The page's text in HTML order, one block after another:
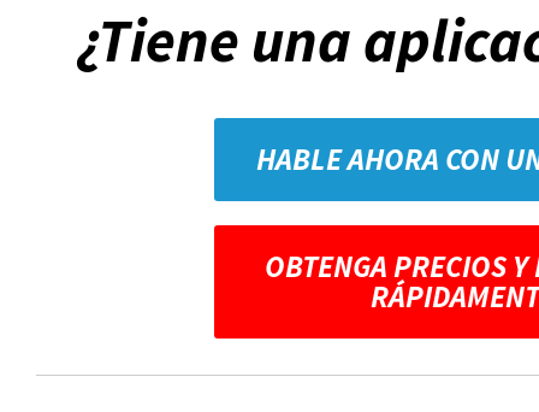
¿Tiene una
HABLE AHORA CON
OBTENGA PRECIOS Y